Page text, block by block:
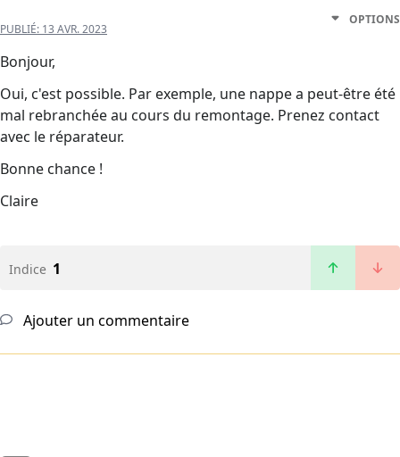
PUBLIÉ: 13 AVR. 2023
OPTIONS
Bonjour,
Oui, c'est possible. Par exemple, une nappe a peut-être été
mal rebranchée au cours du remontage. Prenez contact
avec le réparateur.
Bonne chance !
Claire
Indice 1
Ajouter un commentaire